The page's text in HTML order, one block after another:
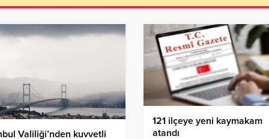
Valiliği’nden kuvvetli
121 ilçeye yeni kaymakam
atandı